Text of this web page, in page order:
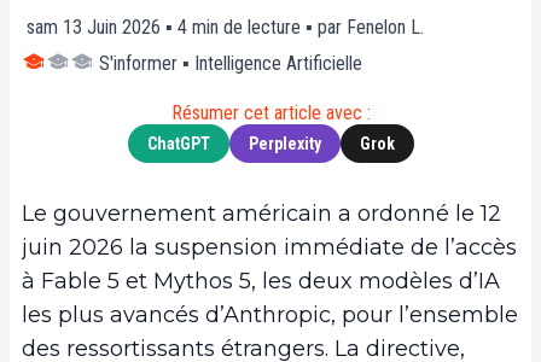
sam 13 Juin 2026 ▪ 4 min de lecture ▪ par Fenelon L.
S'informer ▪ Intelligence Artificielle
Résumer cet article avec :
ChatGPT Perplexity Grok
Le gouvernement américain a ordonné le 12
juin 2026 la suspension immédiate de l’accès
à Fable 5 et Mythos 5, les deux modèles d’IA
les plus avancés d’Anthropic, pour l’ensemble
des ressortissants étrangers. La directive,